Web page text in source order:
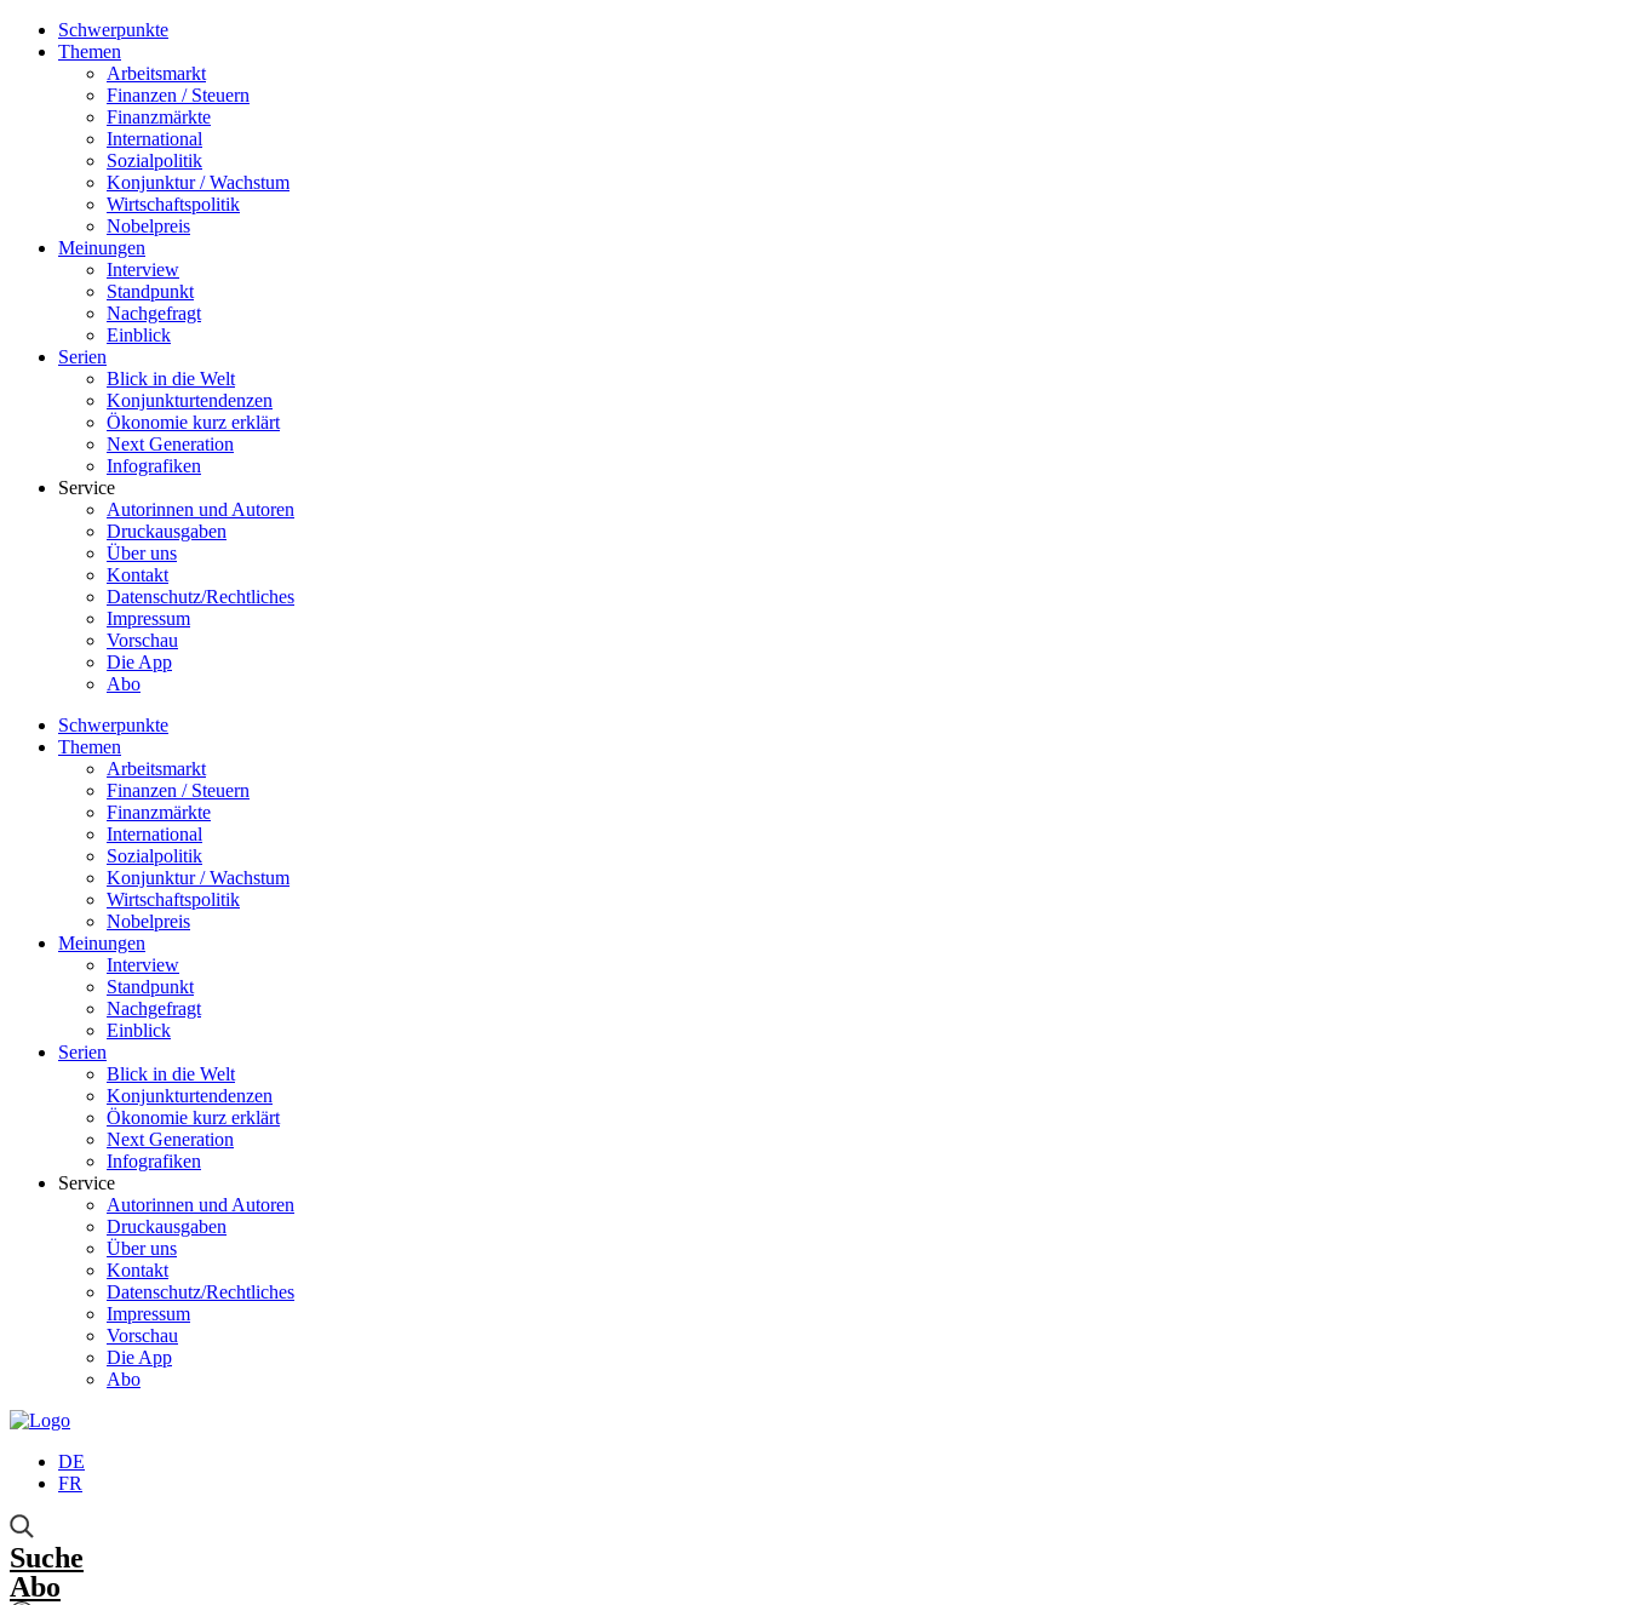
Schwerpunkte
Themen
Arbeitsmarkt
Finanzen / Steuern
Finanzmärkte
International
Sozialpolitik
Konjunktur / Wachstum
Wirtschaftspolitik
Nobelpreis
Meinungen
Interview
Standpunkt
Nachgefragt
Einblick
Serien
Blick in die Welt
Konjunkturtendenzen
Ökonomie kurz erklärt
Next Generation
Infografiken
Service
Autorinnen und Autoren
Druckausgaben
Über uns
Kontakt
Datenschutz/Rechtliches
Impressum
Vorschau
Die App
Abo
Schwerpunkte
Themen
Arbeitsmarkt
Finanzen / Steuern
Finanzmärkte
International
Sozialpolitik
Konjunktur / Wachstum
Wirtschaftspolitik
Nobelpreis
Meinungen
Interview
Standpunkt
Nachgefragt
Einblick
Serien
Blick in die Welt
Konjunkturtendenzen
Ökonomie kurz erklärt
Next Generation
Infografiken
Service
Autorinnen und Autoren
Druckausgaben
Über uns
Kontakt
Datenschutz/Rechtliches
Impressum
Vorschau
Die App
Abo
DE
FR
Suche
Abo